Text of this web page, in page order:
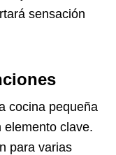
sensación
cocina pequeña
elemento clave.
para varias